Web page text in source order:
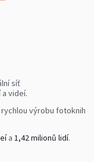
síť
videí.
výrobu fotoknih
a 1,42 milionů lidí.